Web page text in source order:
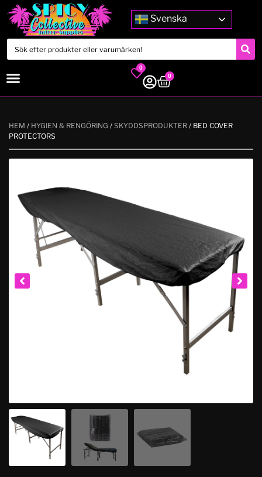
Svenska
0
0
HEM / HYGIEN & RENGÖRING / SKYDDSPRODUKTER / BED COVER
PROTECTORS